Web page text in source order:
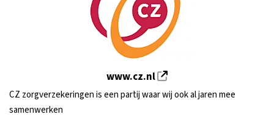
www.cz.nl
CZ zorgverzekeringen is een partij waar wij ook al jaren mee
samenwerken